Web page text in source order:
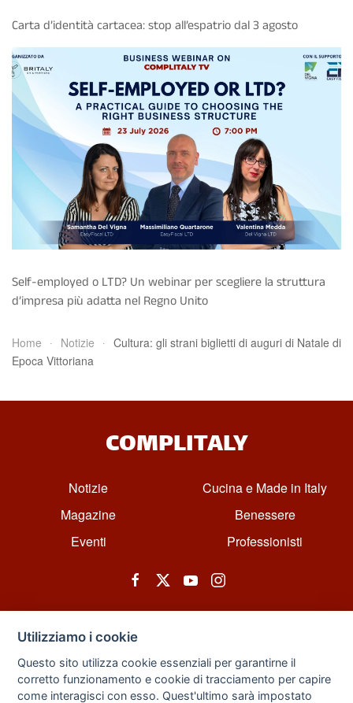
Carta d’identità cartacea: stop all’espatrio dal 3 agosto
Self-employed o LTD? Un webinar per scegliere la struttura
d’impresa più adatta nel Regno Unito
Home Notizie
Cultura: gli strani biglietti di auguri di Natale di
Epoca Vittoriana
COMPLITALY
Notizie
Magazine
Eventi
Cucina e Made in Italy
Benessere
Professionisti
© All rights reserved. Powered by Zarix Solution LTD, Forest House
Utilizziamo i cookie
Questo sito utilizza cookie essenziali per garantirne il
corretto funzionamento e cookie di tracciamento per capire
come interagisci con esso. Quest'ultimo sarà impostato